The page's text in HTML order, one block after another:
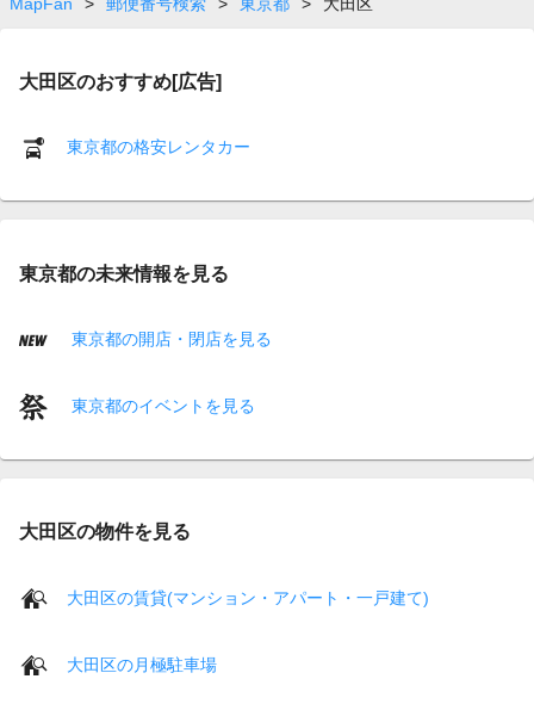
大田区のおすすめ[広告]
東京都の格安レンタカー
東京都の未来情報を見る
東京都の開店・閉店を見る
東京都のイベントを見る
大田区の物件を見る
大田区の賃貸(マンション・アパート・一戸建て)
大田区の月極駐車場